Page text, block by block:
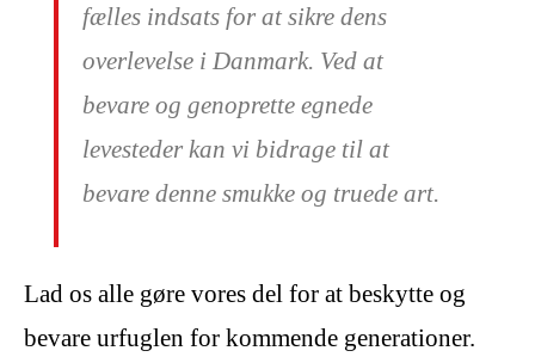
fælles indsats for at sikre dens
overlevelse i Danmark. Ved at
bevare og genoprette egnede
levesteder kan vi bidrage til at
bevare denne smukke og truede art.
Lad os alle gøre vores del for at beskytte og
bevare urfuglen for kommende generationer.